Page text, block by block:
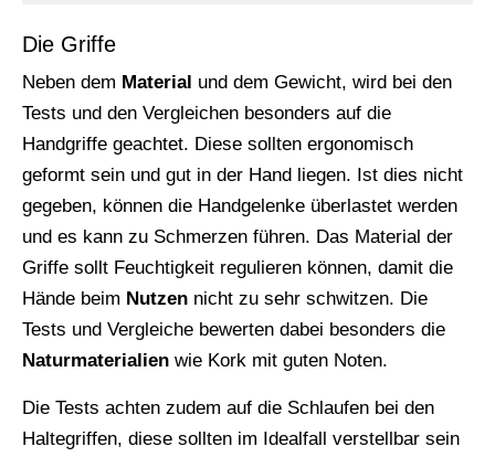
Die Griffe
Neben dem Material und dem Gewicht, wird bei den
Tests und den Vergleichen besonders auf die
Handgriffe geachtet. Diese sollten ergonomisch
geformt sein und gut in der Hand liegen. Ist dies nicht
gegeben, können die Handgelenke überlastet werden
und es kann zu Schmerzen führen. Das Material der
Griffe sollt Feuchtigkeit regulieren können, damit die
Hände beim Nutzen nicht zu sehr schwitzen. Die
Tests und Vergleiche bewerten dabei besonders die
Naturmaterialien wie Kork mit guten Noten.
Die Tests achten zudem auf die Schlaufen bei den
Haltegriffen, diese sollten im Idealfall verstellbar sein